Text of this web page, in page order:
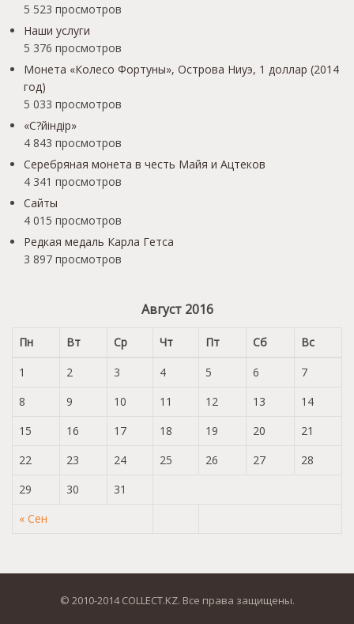
5 523 просмотров
Наши услуги
5 376 просмотров
Монета «Колесо Фортуны», Острова Ниуэ, 1 доллар (2014
год)
5 033 просмотров
«С?йіндір»
4 843 просмотров
Серебряная монета в честь Майя и Ацтеков
4 341 просмотров
Сайты
4 015 просмотров
Редкая медаль Карла Гетса
3 897 просмотров
Август 2016
Пн Вт Ср Чт Пт Сб Вс
« Сен
1 2 3 4 5 6
7
8
9 10 11 12 13
14
15
16 17 18 19 20
21
22
23 24 25 26 27
28
29
30 31
© 2010-2014 COLLECT.KZ. Все права защищены.